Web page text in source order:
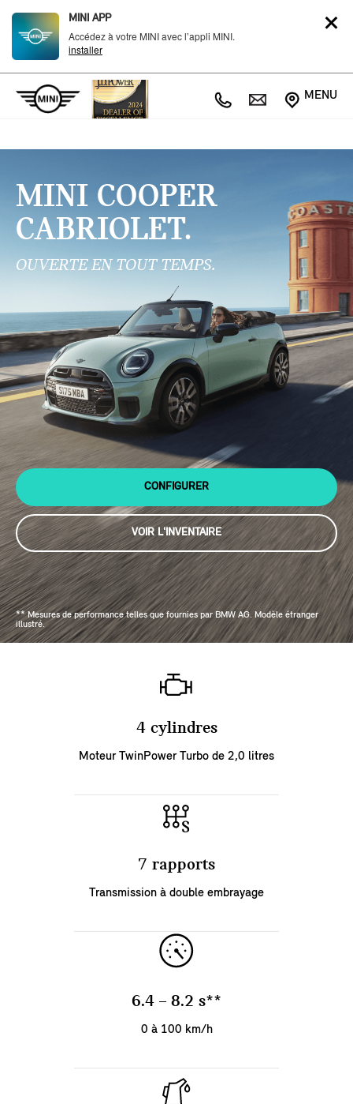
MINI APP
Accédez à votre MINI avec l’appli MINI.
installer
MENU
** Mesures de performance telles que fournies par BMW AG. Modèle étranger
illustré.
MINI COOPER
CABRIOLET.
OUVERTE EN TOUT TEMPS.
CONFIGURER
VOIR L'INVENTAIRE
4 cylindres
Moteur TwinPower Turbo de 2,0 litres
7 rapports
Transmission à double embrayage
6.4 – 8.2 s**
0 à 100 km/h